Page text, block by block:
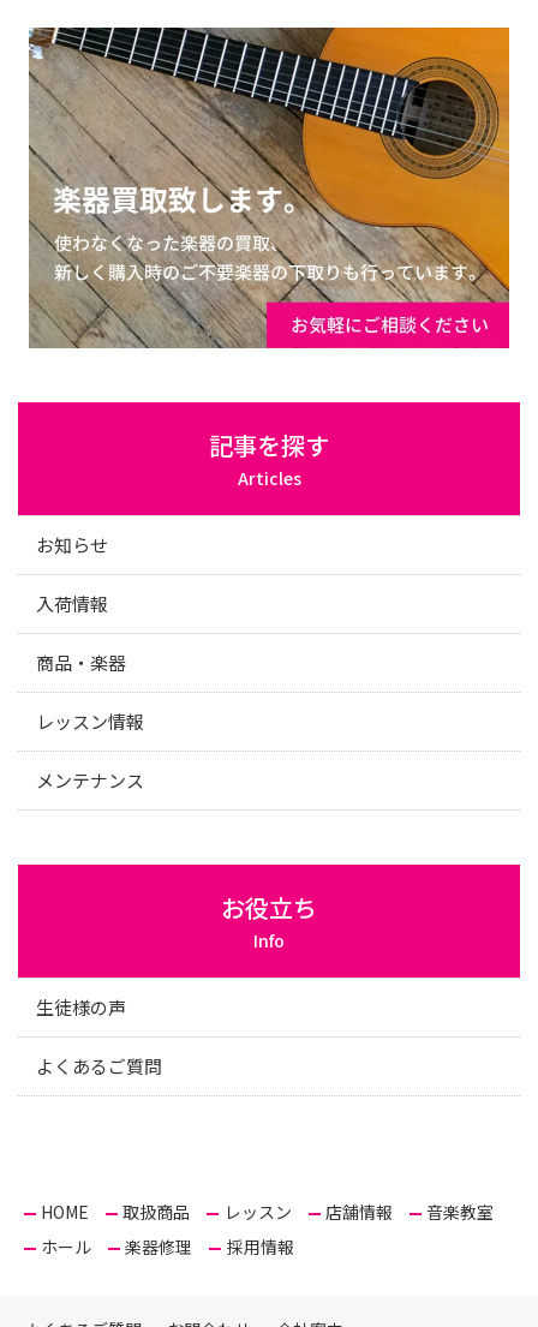
記事を探す
Articles
お知らせ
入荷情報
商品・楽器
レッスン情報
メンテナンス
お役立ち
Info
生徒様の声
よくあるご質問
HOME 取扱商品 レッスン 店舗情報
音楽教室
ホール
楽器修理 採用情報